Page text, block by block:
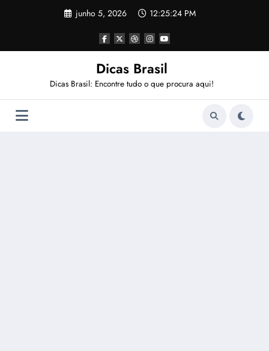
junho 5, 2026 12:25:25 PM
Dicas Brasil
Dicas Brasil: Encontre tudo o que procura aqui!